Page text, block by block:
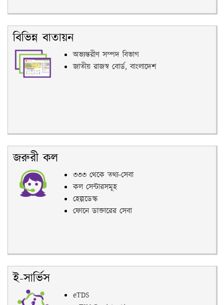
বিভিন্ন বাতায়ন
অভ্যন্তরীণ সম্পদ বিভাগ
জাতীয় রাজস্ব বোর্ড, বাংলাদেশ
জরুরী কল
৩৩৩ থেকে তথ্য-সেবা
কল সেন্টারসমূহ
হেল্পডেস্ক
ফোনে ডাক্তারের সেবা
ই-সার্ভিস
eTDS